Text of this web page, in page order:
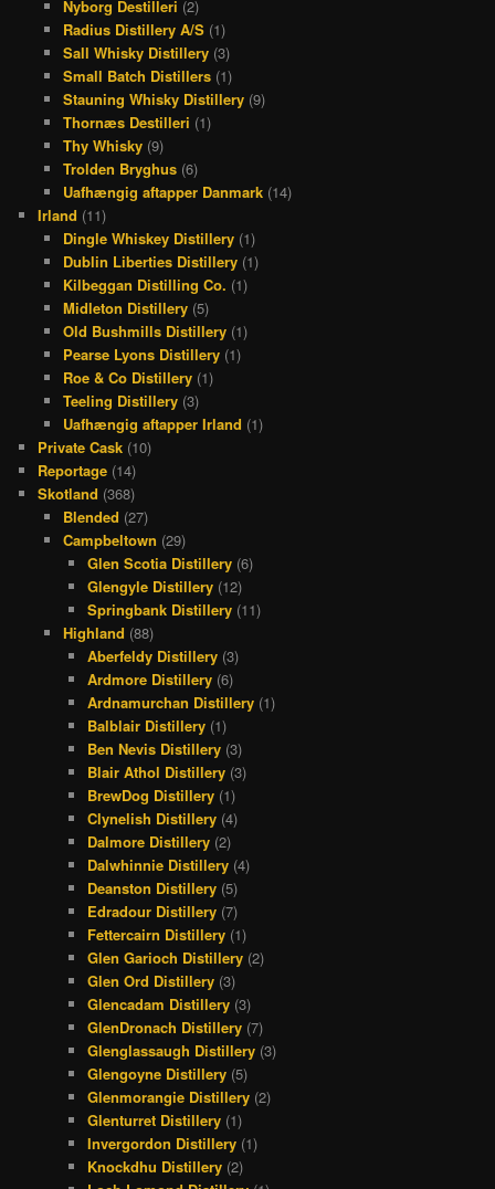
Nyborg Destilleri (2)
Radius Distillery A/S(1)
Sall Whisky Distillery(3)
Small Batch Distillers(1)
Stauning Whisky Distillery(9)
Thornæs Destilleri (1)
Thy Whisky(9)
Trolden Bryghus(6)
Uafhængig aftapper Danmark(14)
Irland (11)
Dingle Whiskey Distillery(1)
Dublin Liberties Distillery(1)
Kilbeggan Distilling Co. (1)
Midleton Distillery(5)
Old Bushmills Distillery(1)
Pearse Lyons Distillery(1)
Roe & Co Distillery(1)
Teeling Distillery(3)
Uafhængig aftapper Irland (1)
Private Cask (10)
Reportage (14)
Skotland (368)
Blended (27)
Campbeltown (29)
Glen Scotia Distillery (6)
Glengyle Distillery (12)
Springbank Distillery (11)
Highland (88)
Aberfeldy Distillery (3)
Ardmore Distillery (6)
Ardnamurchan Distillery (1)
Balblair Distillery (1)
Ben Nevis Distillery (3)
Blair Athol Distillery (3)
BrewDog Distillery (1)
Clynelish Distillery (4)
Dalmore Distillery (2)
Dalwhinnie Distillery (4)
Deanston Distillery (5)
Edradour Distillery (7)
Fettercairn Distillery (1)
Glen Garioch Distillery (2)
Glen Ord Distillery (3)
Glencadam Distillery (3)
GlenDronach Distillery (7)
Glenglassaugh Distillery (3)
Glengoyne Distillery (5)
Glenmorangie Distillery (2)
Glenturret Distillery (1)
Invergordon Distillery (1)
Knockdhu Distillery (2)